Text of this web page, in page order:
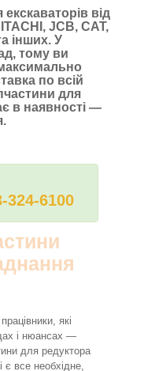
від
JCB, CAT,
інших. У
тому ви
по всій
для
в наявності —
324-6100
які
і нюансах —
для редуктора
є все необхідне,